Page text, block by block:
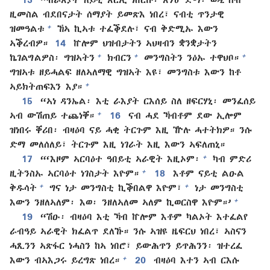
ዚመስል ብደበናታት ሰማያት ይመጽእ ነበረ፣ ናብቲ ጥንታዊ
ዝመዓልቱ +
ኸኣ ኪኣቱ ተፈቕደሉ፣ ናብ ቅድሚኡ እውን
ኣቕረብዎ።
14
ኵሎም ህዝብታትን ኣህዛብን ቋንቋታትን
ኬገልግልዎስ፡ ግዝኣትን + ክብርን + መንግስትን ንዕኡ ተዋህቦ። +
ግዝኣቱ ዘይሓልፍ ዘለኣለማዊ ግዝኣት እዩ፣ መንግስቱ እውን ከቶ
ኣይክትጠፍእን እያ። +
15
“ኣነ ዳንኤል፡ እቲ ራእያት ርእሰይ ስለ ዘፍርሃኒ፡ መንፈሰይ
ኣብ ውሽጠይ ተጨነቐ። + 16
ናብ ሓደ ኻብቶም ደው ኢሎም
ዝነበሩ ቐሪበ፡ ብዛዕባ ናይ ሓቂ ትርጉም እዚ ዅሉ ሓተትክዎ። ንሱ
ድማ መለሰለይ፣ ትርጉም እዚ ነገራት እዚ እውን ኣፍለጠኒ።
17
“‘እዞም ኣርባዕተ ዓበይቲ ኣራዊት እዚኦም፡ +
ካብ ምድሪ
ዚትንስኡ ኣርባዕተ ነገስታት እዮም። + 18
እቶም ናይቲ ልዑል
ቅዱሳት + ግና ነታ መንግስቲ ኪቕበልዋ እዮም፣ +
ነታ መንግስቲ
እውን ንዘለኣለም፡ እወ፡ ንዘለኣለመ ኣለም ኪወርስዋ እዮም።’ +
19
“ሽዑ፡ ብዛዕባ እቲ ኻብ ኵሎም እቶም ካልኦት እተፈልየ
ራብዓይ ኣራዊት ክፈልጥ ደለኹ። ንሱ ኣዝዩ ዜፍርህ ነበረ፣ ኣስናን
ሓጺንን ኣጽፋር ነሓስን ከኣ ነበሮ፣ ይውሕጥን ይጥሕንን፡ ዝተረፈ
እውን ብኣእጋሩ ይረግጽ ነበረ። + 20
ብዛዕባ እተን ኣብ ርእሱ